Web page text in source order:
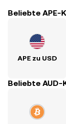
Beliebte
APE zu USD
Beliebte